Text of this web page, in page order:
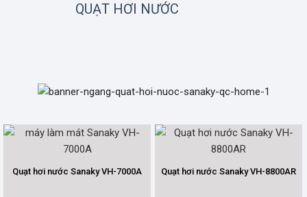
QUẠT HƠI NƯỚC
Quạt hơi nước Sanaky VH-7000A Quạt hơi nước Sanaky VH-8800AR